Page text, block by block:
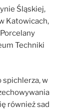
Śląskiej,
Katowicach,
Techniki
spichlerza, w
również sad